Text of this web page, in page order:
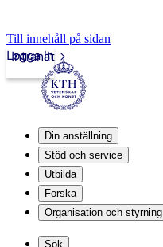
Till innehåll på sidan
Intranät
Logga in
Din anställning
Stöd och service
Utbilda
Forska
Organisation och styrning
Sök